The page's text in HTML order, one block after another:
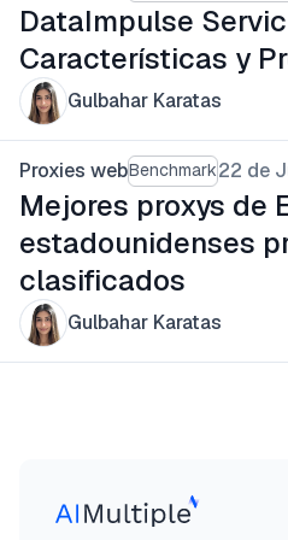
DataImpulse
Características y
Gulbahar Karatas
Proxies webBenchmark22 de
Mejores proxys de
estadounidenses
clasificados
Gulbahar Karatas